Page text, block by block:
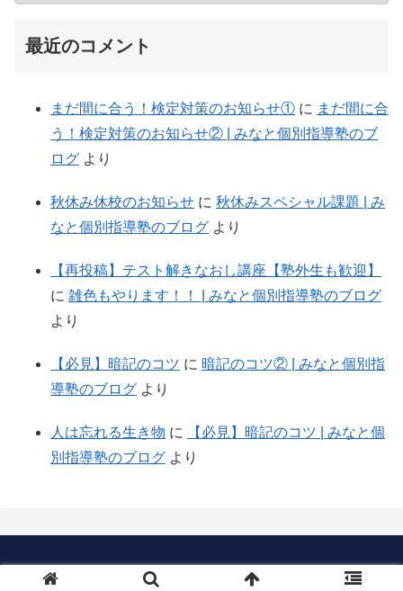
最近のコメント
まだ間に合う！検定対策のお知らせ① に まだ間に合
う！検定対策のお知らせ② | みなと個別指導塾のブ
ログ より
秋休み休校のお知らせ に 秋休みスペシャル課題 | み
なと個別指導塾のブログ より
【再投稿】テスト解きなおし講座【塾外生も歓迎】
に 雑色もやります！！ | みなと個別指導塾のブログ
より
【必見】暗記のコツ に 暗記のコツ② | みなと個別指
導塾のブログ より
人は忘れる生き物 に
【必見】暗記のコツ | みなと個
別指導塾のブログ より